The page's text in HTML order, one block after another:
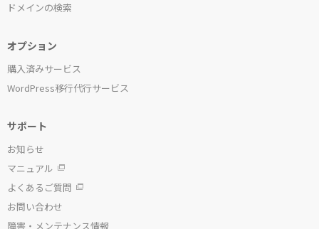
ドメインの検索
オプション
購入済みサービス
WordPress移行代行サービス
サポート
お知らせ
マニュアル
よくあるご質問
お問い合わせ
障害・メンテナンス情報